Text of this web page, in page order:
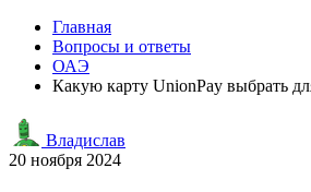
Главная
Вопросы и ответы
ОАЭ
Какую карту UnionPay выбрать
Владислав
20 ноября 2024